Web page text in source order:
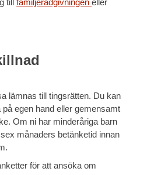
lämnas till tingsrätten. Du kan
egen hand eller gemensamt
Om ni har minderåriga barn
månaders betänketid innan
för att ansöka om